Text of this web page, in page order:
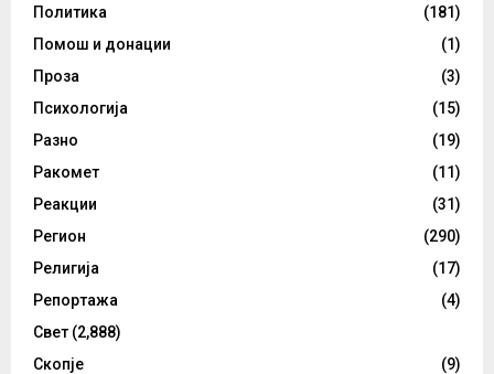
Политика
(181)
Помош и донации
(1)
Проза
(3)
Психологија
(15)
Разно
(19)
Ракомет
(11)
Реакции
(31)
Регион
(290)
Религија
(17)
Репортажа
(4)
Свет (2,888)
Скопје
(9)